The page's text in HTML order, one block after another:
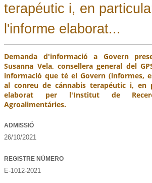
terapéutic i, en
l'informe elaborat...
Demanda d'informació a Govern
Susanna Vela, consellera general del
informació que té el Govern (informes,
al conreu de cánnabis terapéutic i, en
elaborat per l'Institut de
Agroalimentáries.
ADMISSIÓ
26/10/2021
REGISTRE NÚMERO
E-1012-2021